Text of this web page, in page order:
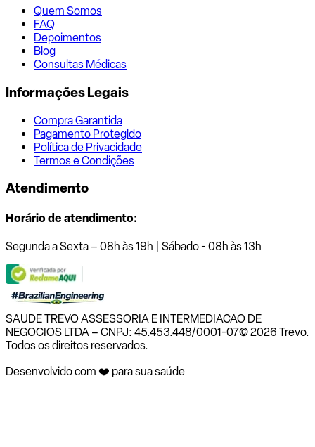
Quem Somos
FAQ
Depoimentos
Blog
Consultas Médicas
Informações Legais
Compra Garantida
Pagamento Protegido
Política de Privacidade
Termos e Condições
Atendimento
Horário de atendimento:
Segunda a Sexta – 08h às 19h | Sábado - 08h às 13h
SAUDE TREVO ASSESSORIA E INTERMEDIACAO DE
NEGOCIOS LTDA – CNPJ: 45.453.448/0001-07© 2026 Trevo.
Todos os direitos reservados.
Desenvolvido com ❤️ para sua saúde